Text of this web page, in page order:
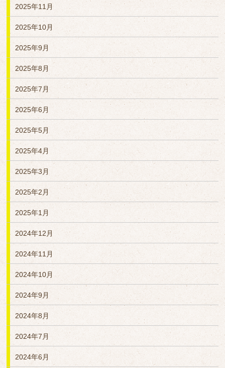
2025年11月
2025年10月
2025年9月
2025年8月
2025年7月
2025年6月
2025年5月
2025年4月
2025年3月
2025年2月
2025年1月
2024年12月
2024年11月
2024年10月
2024年9月
2024年8月
2024年7月
2024年6月